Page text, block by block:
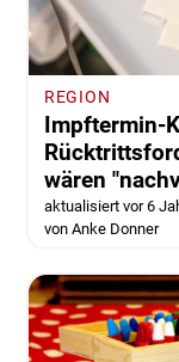
REGION
Impftermin-
wären
aktualisiert vor 6
von Anke Donner